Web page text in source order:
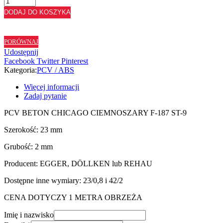
ABS
BETON
CIEMNOSZARY
F187
ST9
-
23/2
DODAJ DO KOSZYKA
PORÓWNAJ
Udostępnij
Facebook Twitter Pinterest
Kategoria:PCV / ABS
Więcej informacji
Zadaj pytanie
PCV BETON CHICAGO CIEMNOSZARY F-187 ST-9
Szerokość: 23 mm
Grubość: 2 mm
Producent: EGGER, DÖLLKEN lub REHAU
Dostępne inne wymiary: 23/0,8 i 42/2
CENA DOTYCZY 1 METRA OBRZEŻA
Imię i nazwisko